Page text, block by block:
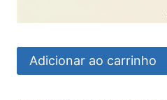
Festa
15
Adicionar ao carrinho